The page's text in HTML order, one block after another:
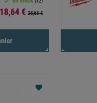
Prix
18,64 € 28,68 €
favorite